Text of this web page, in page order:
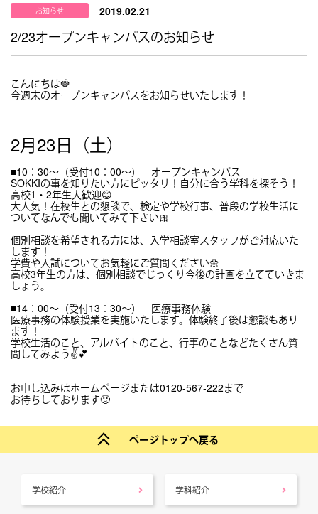
お知らせ 2019.02.21
2/23オープンキャンパスのお知らせ
こんにちは🍓
今週末のオープンキャンパスをお知らせいたします！
2月23日（土）
■10：30～（受付10：00～） オープンキャンパス
SOKKIの事を知りたい方にピッタリ！自分に合う学科を探そう！
高校1・2年生大歓迎😊
大人気！在校生との懇談で、検定や学校行事、普段の学校生活に
ついてなんでも聞いてみて下さい🎀
個別相談を希望される方には、入学相談室スタッフがご対応いた
します！
学費や入試についてお気軽にご質問ください🌼
高校3年生の方は、個別相談でじっくり今後の計画を立てていきま
しょう。
■14：00～（受付13：30～） 医療事務体験
医療事務の体験授業を実施いたします。体験終了後は懇談もあり
ます！
学校生活のこと、アルバイトのこと、行事のことなどたくさん質
問してみよう✌💕
お申し込みはホームページまたは0120-567-222まで
お待ちしております🙂
ページトップへ戻る
学校紹介 学科紹介